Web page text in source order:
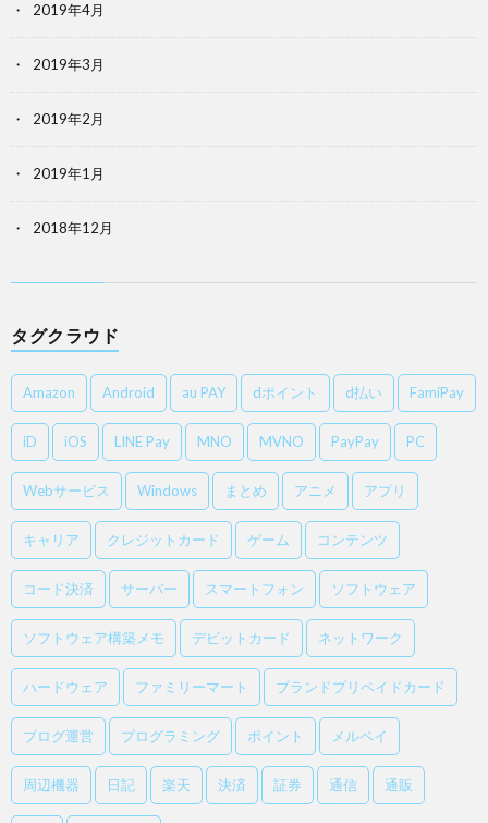
2019年4月
2019年3月
2019年2月
2019年1月
2018年12月
タグクラウド
Amazon Android au PAY dポイント d払い FamiPay
iD iOS LINE Pay MNO MVNO PayPay PC
Webサービス Windows まとめ アニメ アプリ
キャリア クレジットカード ゲーム コンテンツ
コード決済 サーバー スマートフォン ソフトウェア
ソフトウェア構築メモ デビットカード ネットワーク
ハードウェア ファミリーマート ブランドプリペイドカード
ブログ運営 プログラミング ポイント メルペイ
周辺機器 日記 楽天 決済 証券 通信 通販